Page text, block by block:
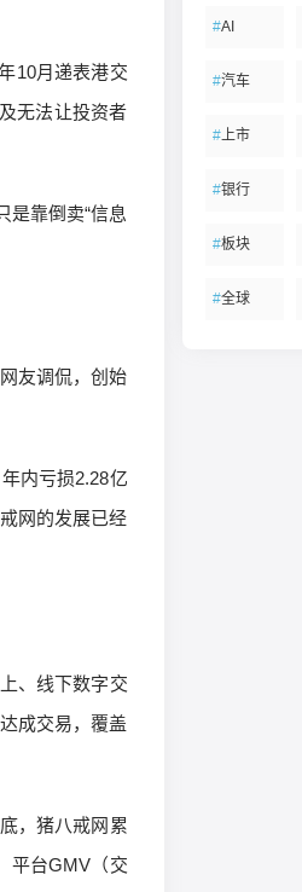
10月递表港交
无法让投资者
是靠倒卖“信息
友调侃，创始
内亏损2.28亿
网的发展已经
、线下数字交
成交易，覆盖
，猪八戒网累
平台GMV（交
#AI
#汽车
#上市
#银行
#板块
#全球